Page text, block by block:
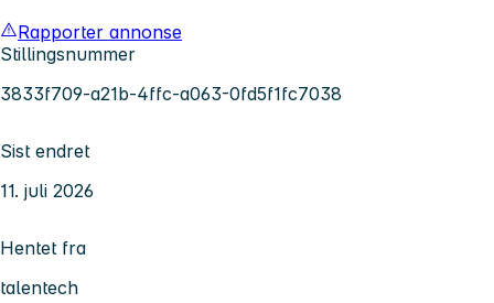
Rapporter annonse
Stillingsnummer
3833f709-a21b-4ffc-a063-0fd5f1fc7038
Sist endret
11. juli 2026
Hentet fra
talentech